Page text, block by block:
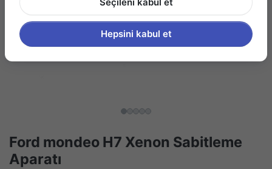
Ford mondeo H7 Xenon Sabitleme
Aparatı
Hepsini kabul et